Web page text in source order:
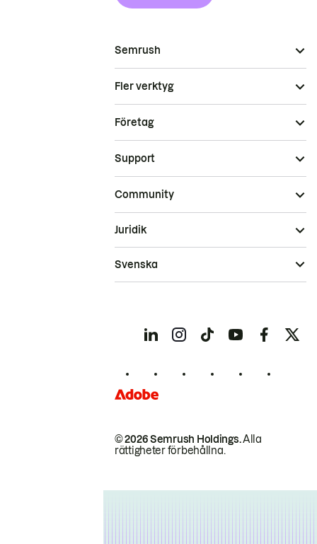
Semrush
Fler verktyg
Företag
Support
Community
© 2026 Semrush Holdings.Alla
rättigheter förbehållna.
Juridik
Svenska